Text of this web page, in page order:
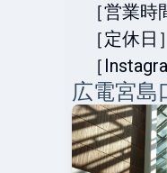
［営業
［定休日
［
広電宮島